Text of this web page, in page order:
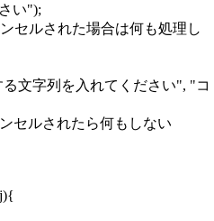
い");
セルされた場合は何も処理し
る文字列を入れてください", "コ
セルされたら何もしない